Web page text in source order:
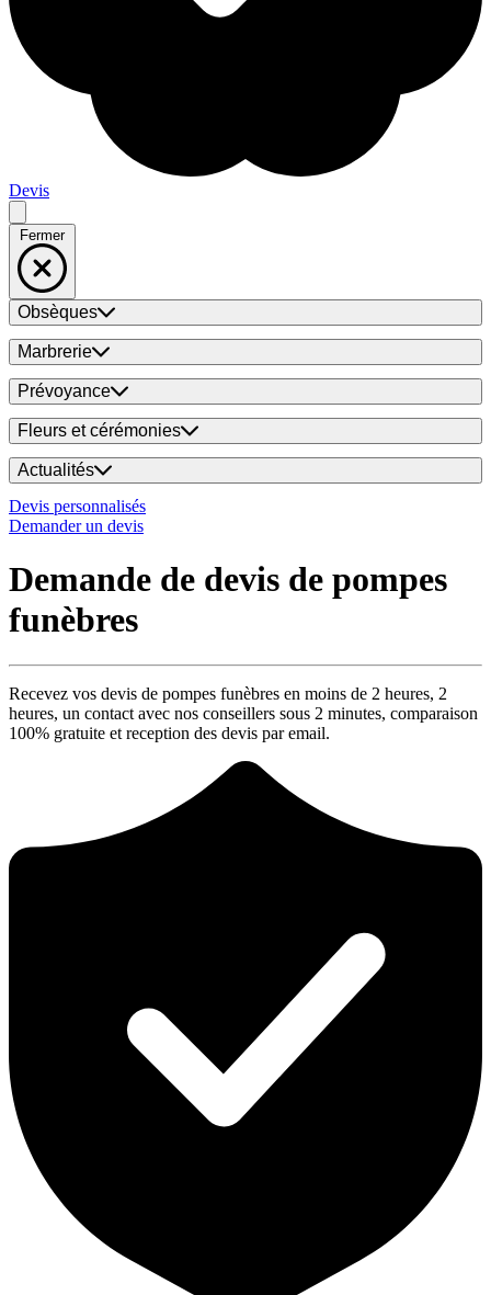
Devis
Fermer
Obsèques
Marbrerie
Prévoyance
Fleurs et cérémonies
Actualités
Devis personnalisés
Demander un devis
Demande de devis de pompes
funèbres
Recevez vos devis de pompes funèbres en moins de 2 heures, 2
heures, un contact avec nos conseillers sous 2 minutes, comparaison
100% gratuite et reception des devis par email.